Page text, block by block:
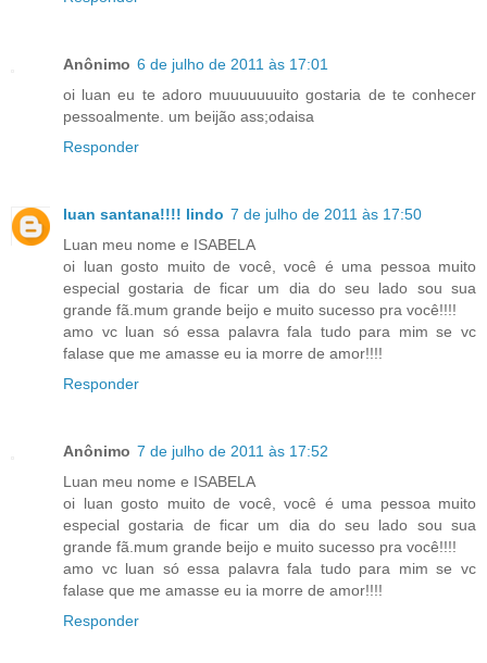
Anônimo 6 de julho de 2011 às 17:01
oi luan eu te adoro muuuuuuuito gostaria de te conhecer
pessoalmente. um beijão ass;odaisa
Responder
luan santana!!!! lindo 7 de julho de 2011 às 17:50
Luan meu nome e ISABELA
oi luan gosto muito de você, você é uma pessoa muito
especial gostaria de ficar um dia do seu lado sou sua
grande fã.mum grande beijo e muito sucesso pra você!!!!
amo vc luan só essa palavra fala tudo para mim se vc
falase que me amasse eu ia morre de amor!!!!
Responder
Anônimo 7 de julho de 2011 às 17:52
Luan meu nome e ISABELA
oi luan gosto muito de você, você é uma pessoa muito
especial gostaria de ficar um dia do seu lado sou sua
grande fã.mum grande beijo e muito sucesso pra você!!!!
amo vc luan só essa palavra fala tudo para mim se vc
falase que me amasse eu ia morre de amor!!!!
Responder